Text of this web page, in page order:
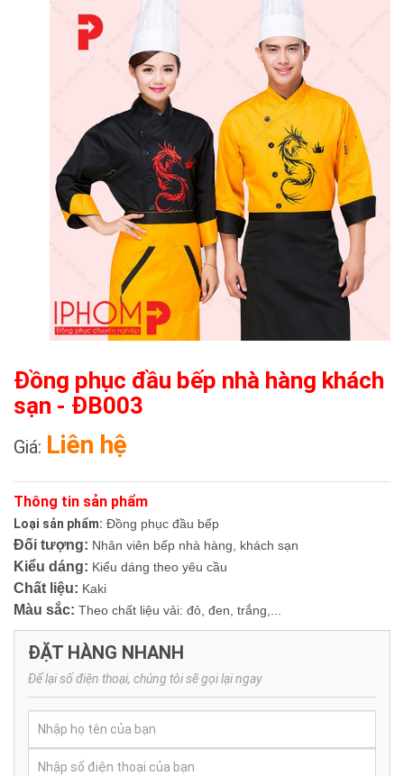
Đồng phục đầu bếp nhà hàng khách
sạn - ĐB003
Giá: Liên hệ
Thông tin sản phẩm
Loại sản phẩm: Đồng phục đầu bếp
Đối tượng: Nhân viên bếp nhà hàng, khách sạn
Kiểu dáng: Kiểu dáng theo yêu cầu
Chất liệu: Kaki
Màu sắc: Theo chất liệu vải: đỏ, đen, trắng,...
ĐẶT HÀNG NHANH
Để lại số điện thoại, chúng tôi sẽ gọi lại ngay